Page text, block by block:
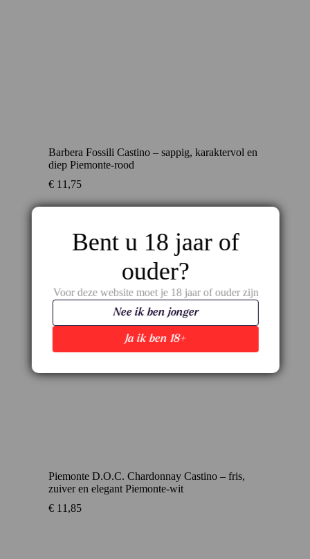
Barbera Fossili Castino – sappig, karaktervol en
diep Piemonte-rood
€ 11,75
Piemonte D.O.C. Chardonnay Castino – fris,
zuiver en elegant Piemonte-wit
€ 11,85
Bent u 18 jaar of
ouder?
Voor deze website moet je 18 jaar of ouder zijn
Ja ik ben 18+
Nee ik ben jonger